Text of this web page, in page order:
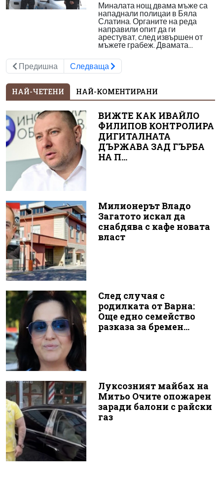
Миналата нощ двама мъже са
нападнали полицаи в Бяла
Слатина. Органите на реда
направили опит да ги
арестуват, след извършен от
мъжете грабеж. Двамата...
Предишна Следваща
НАЙ-ЧЕТЕНИ НАЙ-КОМЕНТИРАНИ
ВИЖТЕ КАК ИВАЙЛО
ФИЛИПОВ КОНТРОЛИРА
ДИГИТАЛНАТА
ДЪРЖАВА ЗАД ГЪРБА
НА П...
Милионерът Владо
Загатото искал да
снабдява с кафе новата
власт
След случая с
родилката от Варна:
Още едно семейство
разказа за бремен...
Луксозният майбах на
Митьо Очите опожарен
заради балони с райски
газ